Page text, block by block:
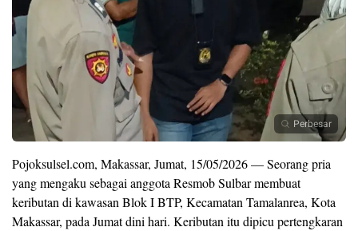
Perbesar
Pojoksulsel.com, Makassar, Jumat, 15/05/2026 — Seorang pria
yang mengaku sebagai anggota Resmob Sulbar membuat
keributan di kawasan Blok I BTP, Kecamatan Tamalanrea, Kota
Makassar, pada Jumat dini hari. Keributan itu dipicu pertengkaran